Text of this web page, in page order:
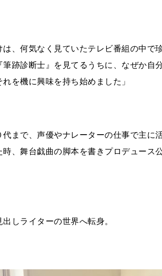
は、何気なく見ていたテレビ番組の中で
跡診断士』を見てるうちに、なぜか自
を機に興味を持ち始めました」
まで、声優やナレーターの仕事で主に
、舞台戯曲の脚本を書きプロデュース
しライターの世界へ転身。